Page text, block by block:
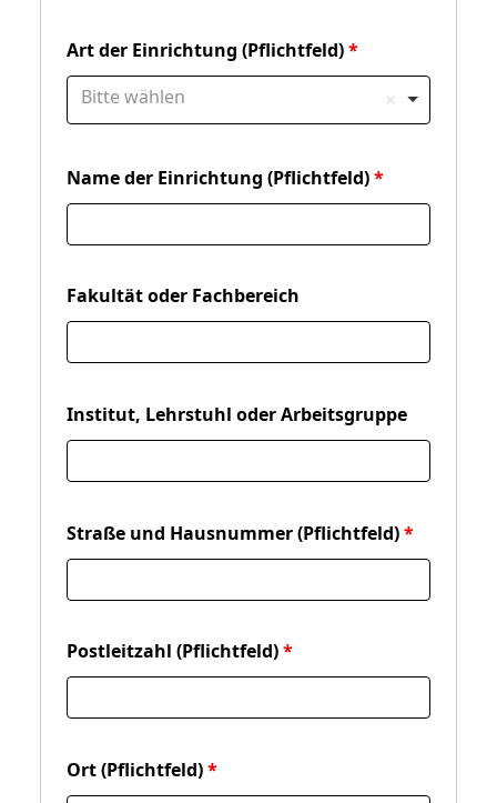
Art der Einrichtung (Pflichtfeld)
Bitte wählen
Name der Einrichtung (Pflichtfeld)
Fakultät oder Fachbereich
Institut, Lehrstuhl oder Arbeitsgruppe
Straße und Hausnummer (Pflichtfeld)
Postleitzahl (Pflichtfeld)
Ort (Pflichtfeld)